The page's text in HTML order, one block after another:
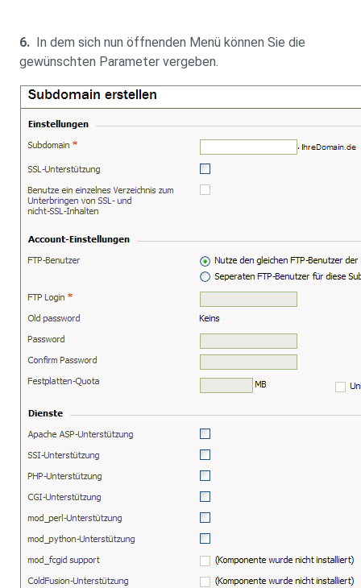
6. In dem sich nun öffnenden Menü können Sie die
gewünschten Parameter vergeben.